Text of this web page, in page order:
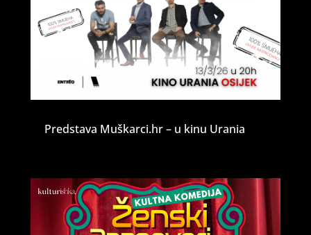
Predstava Muškarci.hr – u kinu Urania